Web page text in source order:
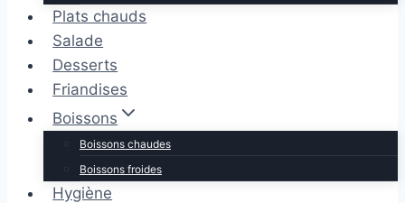
Plats chauds
Salade
Desserts
Friandises
Boissons
Boissons chaudes
Boissons froides
Hygiène